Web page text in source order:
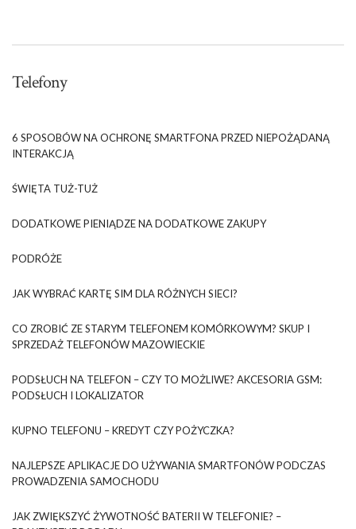
Telefony
6 SPOSOBÓW NA OCHRONĘ SMARTFONA PRZED NIEPOŻĄDANĄ
INTERAKCJĄ
ŚWIĘTA TUŻ-TUŻ
DODATKOWE PIENIĄDZE NA DODATKOWE ZAKUPY
PODRÓŻE
JAK WYBRAĆ KARTĘ SIM DLA RÓŻNYCH SIECI?
CO ZROBIĆ ZE STARYM TELEFONEM KOMÓRKOWYM? SKUP I
SPRZEDAŻ TELEFONÓW MAZOWIECKIE
PODSŁUCH NA TELEFON – CZY TO MOŻLIWE? AKCESORIA GSM:
PODSŁUCH I LOKALIZATOR
KUPNO TELEFONU – KREDYT CZY POŻYCZKA?
NAJLEPSZE APLIKACJE DO UŻYWANIA SMARTFONÓW PODCZAS
PROWADZENIA SAMOCHODU
JAK ZWIĘKSZYĆ ŻYWOTNOŚĆ BATERII W TELEFONIE? –